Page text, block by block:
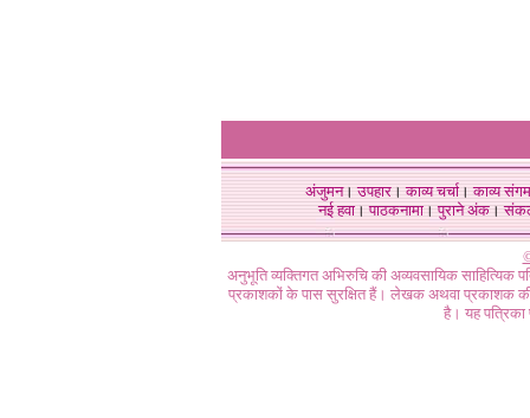
अंजुमन।उपहार।काव्य चर्चा।काव्य संगम
नई हवा। पाठकनामा। पुराने अंक।
अनुभूति व्यक्तिगत अभिरुचि की अव्यवसायिक
प्रकाशकों के पास सुरक्षित हैं। लेखक अथवा प्रकाशक की
है। यह पत्रिका